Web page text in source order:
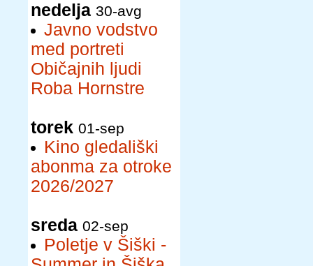
nedelja 30-avg
Javno vodstvo
med portreti
Običajnih ljudi
Roba Hornstre
torek 01-sep
Kino gledališki
abonma za otroke
2026/2027
sreda 02-sep
Poletje v Šiški -